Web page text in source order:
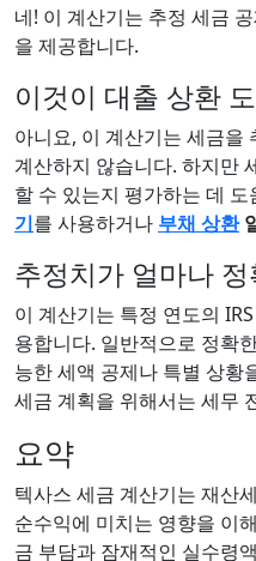
네! 이 계산기는 추정 세금
을 제공합니다.
이것이 대출 상환
아니요, 이 계산기는 세금을
계산하지 않습니다. 하지만
할 수 있는지 평가하는 데 도
기를 사용하거나 부채 상환
추정치가 얼마나
이 계산기는 특정 연도의
용합니다. 일반적으로 정확
능한 세액 공제나 특별 상황
세금 계획을 위해서는 세무
요약
텍사스 세금 계산기는 재산
순수익에 미치는 영향을 이
금 부담과 잠재적인 실수령